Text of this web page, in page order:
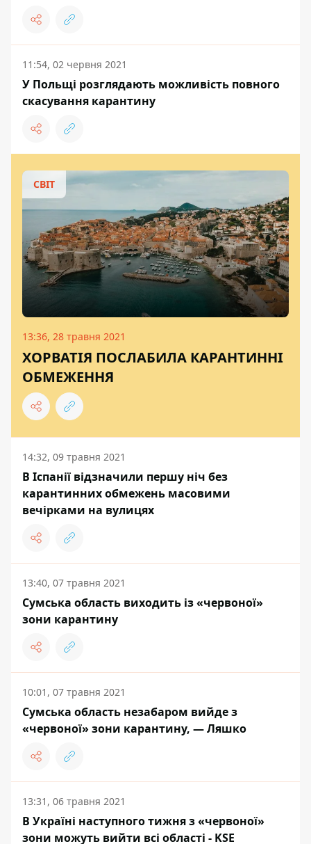
11:54, 02 червня 2021
У Польщі розглядають можливість повного
скасування карантину
СВІТ
13:36, 28 травня 2021
ХОРВАТІЯ ПОСЛАБИЛА КАРАНТИННІ
ОБМЕЖЕННЯ
14:32, 09 травня 2021
В Іспанії відзначили першу ніч без
карантинних обмежень масовими
вечірками на вулицях
13:40, 07 травня 2021
Сумська область виходить із «червоної»
зони карантину
10:01, 07 травня 2021
Сумська область незабаром вийде з
«червоної» зони карантину, — Ляшко
13:31, 06 травня 2021
В Україні наступного тижня з «червоної»
зони можуть вийти всі області - KSE